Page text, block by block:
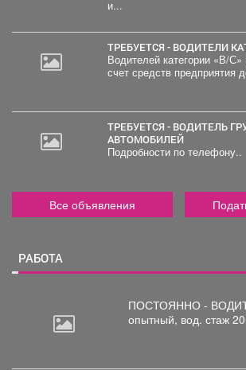
и...
ТРЕБУЕТСЯ - ВОДИТЕЛИ
Водителей категории «В/С»
счет средств предприятия
ТРЕБУЕТСЯ - ВОДИТЕЛЬ ГРУЗОВЫХ
АВТОМОБИЛЕЙ
Подробности по телефону..
Все объявления
РАБОТА
ПОСТОЯННО -
опытный, вод. стаж